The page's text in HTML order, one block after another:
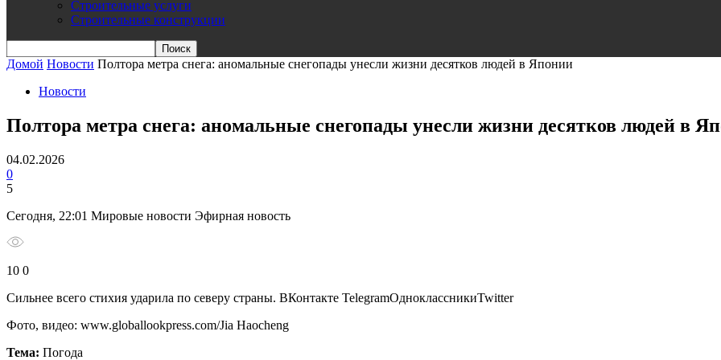
Строительные услуги
Строительные конструкции
Домой Новости Полтора метра снега: аномальные снегопады унесли жизни десятков людей в Японии
Новости
Полтора метра снега: аномальные снегопады унесли жизни десятков людей в
04.02.2026
0
5
Сегодня, 22:01 Мировые новости Эфирная новость
10 0
Сильнее всего стихия ударила по северу страны. ВКонтакте TelegramОдноклассникиTwitter
Фото, видео: www.globallookpress.com/Jia Haocheng
Тема: Погода